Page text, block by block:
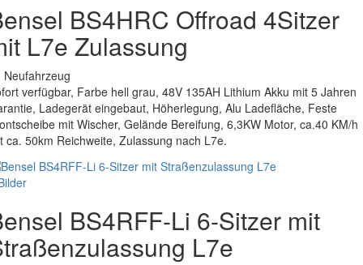
BS4HRC Offroad 4Sitzer
L7e Zulassung
Neufahrzeug
verfügbar, Farbe hell grau, 48V 135AH Lithium Akku mit 5 Jahren
Ladegerät eingebaut, Höherlegung, Alu Ladefläche, Feste
mit Wischer, Gelände Bereifung, 6,3KW Motor, ca.40 KM/h
ca. 50km Reichweite, Zulassung nach L7e.
BS4RFF-Li 6-Sitzer mit
L7e